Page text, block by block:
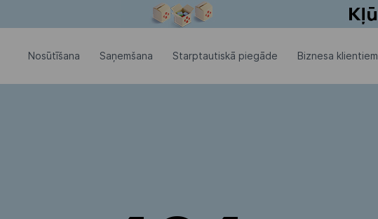
Nosūtīšana Saņemšana Starptautiskā piegāde Biznesa klientiem